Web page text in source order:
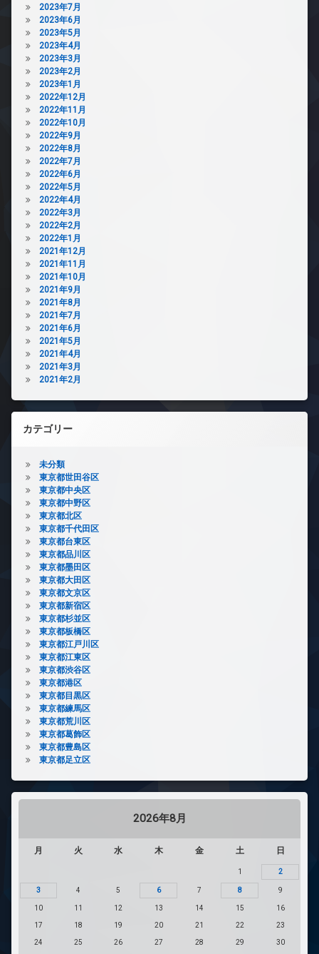
2023年7月
2023年6月
2023年5月
2023年4月
2023年3月
2023年2月
2023年1月
2022年12月
2022年11月
2022年10月
2022年9月
2022年8月
2022年7月
2022年6月
2022年5月
2022年4月
2022年3月
2022年2月
2022年1月
2021年12月
2021年11月
2021年10月
2021年9月
2021年8月
2021年7月
2021年6月
2021年5月
2021年4月
2021年3月
2021年2月
カテゴリー
未分類
東京都世田谷区
東京都中央区
東京都中野区
東京都北区
東京都千代田区
東京都台東区
東京都品川区
東京都墨田区
東京都大田区
東京都文京区
東京都新宿区
東京都杉並区
東京都板橋区
東京都江戸川区
東京都江東区
東京都渋谷区
東京都港区
東京都目黒区
東京都練馬区
東京都荒川区
東京都葛飾区
東京都豊島区
東京都足立区
2026年8月
月 火 水 木 金 土 日
1 2
3 4 5 6 7 8 9
10 11 12 13 14 15 16
17 18 19 20 21 22 23
24 25 26 27 28 29 30